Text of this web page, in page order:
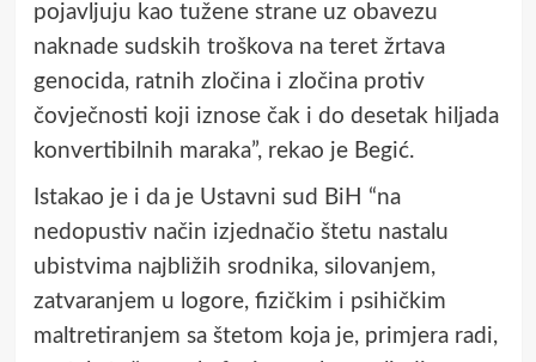
pojavljuju kao tužene strane uz obavezu
naknade sudskih troškova na teret žrtava
genocida, ratnih zločina i zločina protiv
čovječnosti koji iznose čak i do desetak hiljada
konvertibilnih maraka”, rekao je Begić.
Istakao je i da je Ustavni sud BiH “na
nedopustiv način izjednačio štetu nastalu
ubistvima najbližih srodnika, silovanjem,
zatvaranjem u logore, fizičkim i psihičkim
maltretiranjem sa štetom koja je, primjera radi,